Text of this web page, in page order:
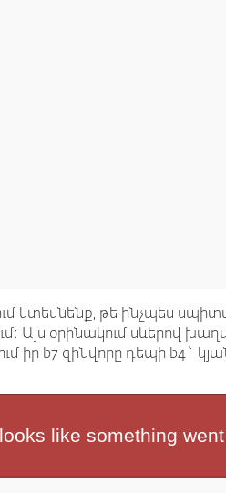
կտեսնենք, թե ինչպես
Այս օրինակում սևերով
իր b7 զինվորը դեպի b4`